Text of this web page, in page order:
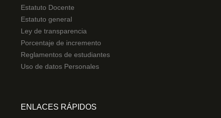
Estatuto Docente
Estatuto general
Ley de transparencia
Porcentaje de incremento
Reglamentos de estudiantes
Uso de datos Personales
ENLACES RÁPIDOS